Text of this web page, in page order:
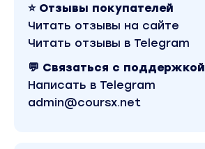
⭐ Отзывы покупателей
Читать отзывы на сайте
Читать отзывы в Telegram
💬 Связаться с поддержкой
Написать в Telegram
admin@coursx.net